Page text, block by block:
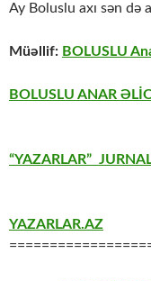
Ay Boluslu axı sən də
Müəllif: BOLUSLU
BOLUSLU ANAR
“YAZARLAR”
YAZARLAR.AZ